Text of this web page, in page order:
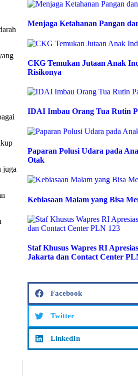
juga
Menjaga Ketahanan Pangan
CKG Temukan Jutaan Anak
Risikonya
IDAI Imbau Orang Tua Rutin
Paparan Polusi Udara pada
Otak
Kebiasaan Malam yang Bisa
Staf Khusus Wapres RI
Jakarta dan Contact Center
Facebook
Twitter
LinkedIn